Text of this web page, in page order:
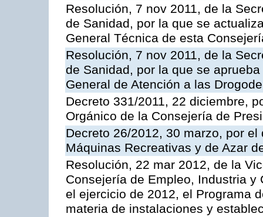
Resolución, 7 nov 2011, de la
de Sanidad, por la que se
General Técnica de esta
Resolución, 7 nov 2011, de la
de Sanidad, por la que se
General de Atención a las
Decreto 331/2011, 22 diciembre,
Orgánico de la Consejería de
Decreto 26/2012, 30 marzo, por
Máquinas Recreativas y de Azar
Resolución, 22 mar 2012, de la
Consejería de Empleo, Industria
el ejercicio de 2012, el Programa
materia de instalaciones y